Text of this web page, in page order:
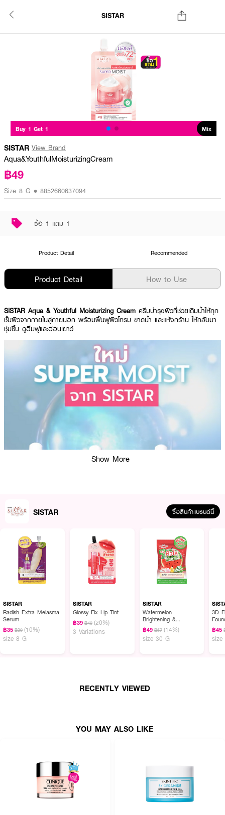
SISTAR
Buy 1 Get 1 Mix
SISTAR View Brand
Aqua&YouthfulMoisturizingCream
฿49
Size 8 G • 8852660637094
ซื้อ 1 แถม 1
Product Detail Recommended
Product Detail How to Use
SISTAR Aqua & Youthful Moisturizing Cream ครีมบำรุงผิวที่ช่วยเติมน้ำให้ทุก
ชั้นผิวจากภายในสู่ภายนอก พร้อมฟื้นฟูผิวโทรม ขาดน้ำ และแห้งกร้าน ให้กลับมา
ชุ่มชื้น ดูอิ่มฟูและอ่อนเยาว์
ผลลัพธ์ที่ได้:
ระดับชั้นผิว พร้อม MOIST LOCK ที่ช่วยกักเก็บน้ำหล่อเลี้ยงผิวได้ยาวนานถึง 72
สภาพผิว แม้ผิวแพ้ง่ายและผิวเป็นสิว
· เติมเต็มความชุ่มชื้นยาวนาน 72 ชั่วโมง
· ช่วยฟื้นฟูผิวโทรม ขาดน้ำ ให้กลับมาสดใส
· เสริมเกราะป้องกันผิวให้แข็งแรง
Show More
SISTAR ซื้อสินค้าแบรนด์นี้
SISTAR
Radish Extra Melasma
Serum
฿35 ฿39 (10%)
size 8 G
SISTAR
Glossy Fix Lip Tint
฿39 ฿49 (20%)
3 Variations
SISTAR
Watermelon
Brightening &
Refreshing Soap
30g*2pcs.
฿49 ฿57 (14%)
size 30 G
3D Filler Hya C Serum
฿45
size
RECENTLY VIEWED
YOU MAY ALSO LIKE